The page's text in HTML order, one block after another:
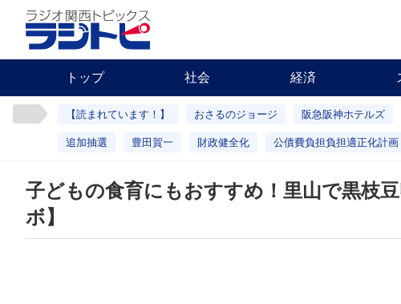
トップ 社会 経済
【読まれています！】 おさるのジョージ 阪急阪神ホテルズ
追加抽選 豊田賀一 財政健全化 公債費負担負担適正化計画
子どもの食育にもおすすめ！里山で黒枝
ボ】